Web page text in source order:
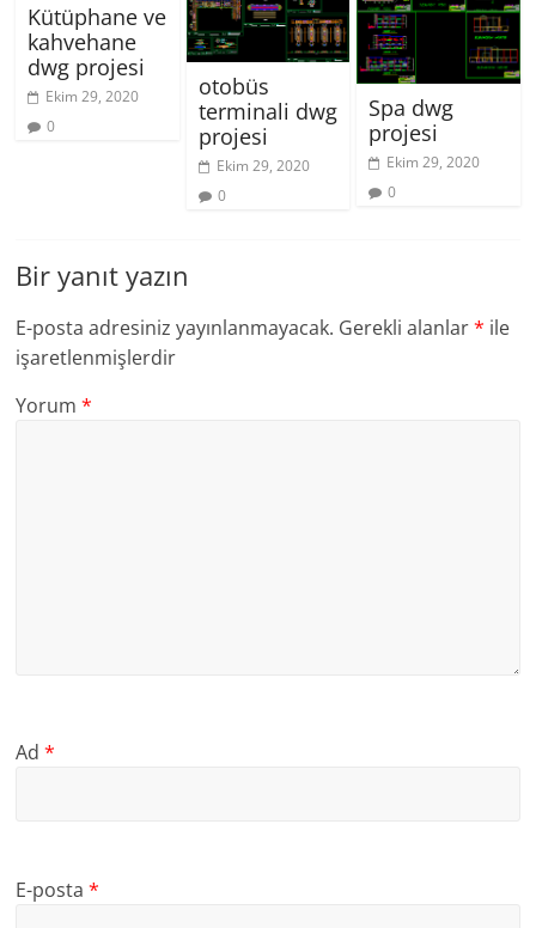
Kütüphane ve
kahvehane
dwg projesi
Ekim 29, 2020
0
otobüs
terminali dwg
projesi
Ekim 29, 2020
0
Spa dwg
projesi
Ekim 29, 2020
0
Bir yanıt yazın
E-posta adresiniz yayınlanmayacak. Gerekli alanlar* ile
işaretlenmişlerdir
Yorum*
Ad*
E-posta*